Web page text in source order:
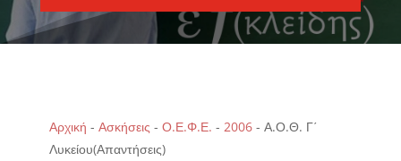
Αρχική - Ασκήσεις - Ο.Ε.Φ.Ε. - 2006- Α.Ο.Θ. Γ΄
Λυκείου(Απαντήσεις)